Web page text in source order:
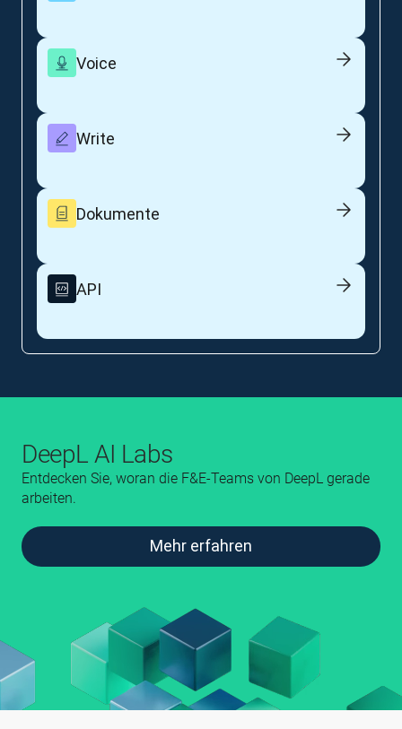
Voice
Write
Dokumente
API
DeepL AI Labs
Entdecken Sie, woran die F&E‑Teams von DeepL gerade
arbeiten.
Mehr erfahren